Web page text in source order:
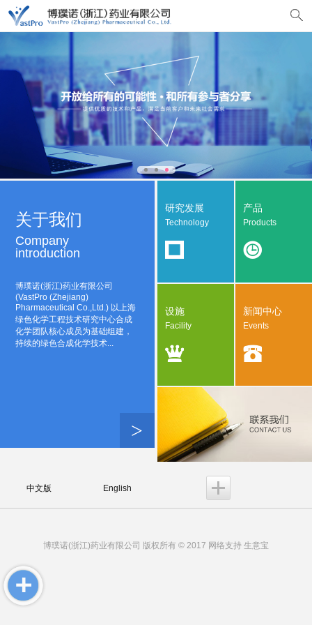
>
关于我们
Company
introduction
博璞诺(浙江)药业有限公司
(VastPro (Zhejiang)
Pharmaceutical Co.,Ltd.) 以上海
绿色化学工程技术研究中心合成
化学团队核心成员为基础组建，
持续的绿色合成化学技术...
研究发展
Technology
产品
Products
设施
Facility
新闻中心
Events
中文版 English
博璞诺(浙江)药业有限公司 版权所有 © 2017 网络支持 生意宝